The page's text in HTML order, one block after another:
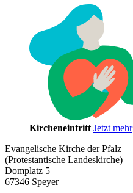
Kircheneintritt Jetzt mehr
Evangelische Kirche der Pfalz
(Protestantische Landeskirche)
Domplatz 5
67346 Speyer